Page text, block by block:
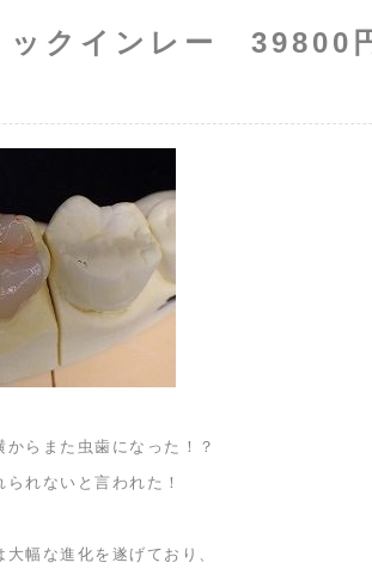
ックインレー 39800
らまた虫歯になった！？
れないと言われた！
幅な進化を遂げており、